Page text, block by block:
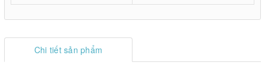
Chi tiết sản phẩm